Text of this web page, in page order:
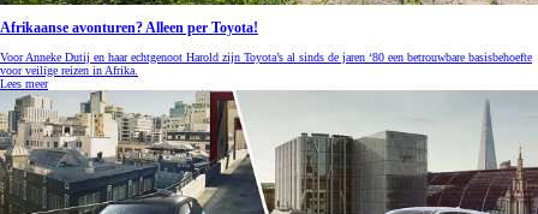
Afrikaanse avonturen? Alleen per Toyota!
Voor Anneke Dutij en haar echtgenoot Harold zijn Toyota’s al sinds de jaren ‘80 een betrouwbare basisbehoefte
voor veilige reizen in Afrika.
Lees meer